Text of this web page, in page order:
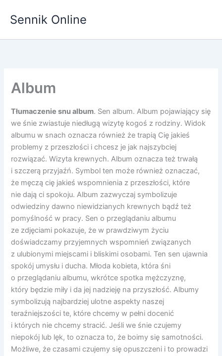
Sennik Online
Album
Tłumaczenie snu album. Sen album. Album pojawiający się
we śnie zwiastuje niedługą wizytę kogoś z rodziny. Widok
albumu w snach oznacza również że trapią Cię jakieś
problemy z przeszłości i chcesz je jak najszybciej
rozwiązać. Wizyta krewnych. Album oznacza też trwałą
i szczerą przyjaźń. Symbol ten może również oznaczać,
że męczą cię jakieś wspomnienia z przeszłości, które
nie dają ci spokoju. Album zazwyczaj symbolizuje
odwiedziny dawno niewidzianych krewnych bądź też
pomyślność w pracy. Sen o przeglądaniu albumu
ze zdjęciami pokazuje, że w prawdziwym życiu
doświadczamy przyjemnych wspomnień związanych
z ulubionymi miejscami i bliskimi osobami. Ten sen ujawnia
spokój umysłu i ducha. Młoda kobieta, która śni
o przeglądaniu albumu, wkrótce spotka mężczyznę,
który będzie miły i da jej nadzieję na przyszłość. Albumy
symbolizują najbardziej ulotne aspekty naszej
teraźniejszości te, które chcemy w pełni docenić
i których nie chcemy stracić. Jeśli we śnie czujemy
niepokój lub lęk, to oznacza to, że boimy się samotności.
Możliwe, że czasami czujemy się opuszczeni i to prowadzi